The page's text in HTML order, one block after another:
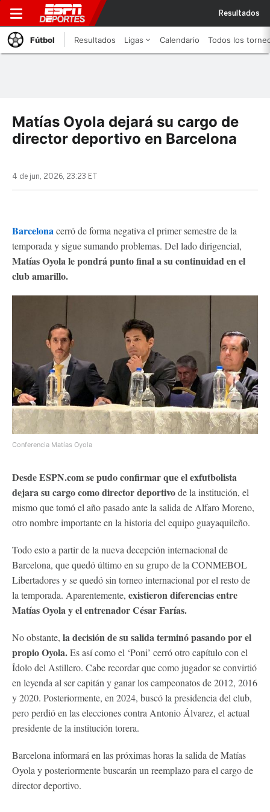
Resultados
Fútbol Resultados Ligas Calendario Todos los
Matías Oyola dejará su cargo de
director deportivo en Barcelona
4 de jun, 2026, 23:23 ET
Barcelonacerró de forma negativa el primer semestre de la
temporada y sigue sumando problemas. Del lado dirigencial,
Matías Oyola le pondrá punto final a su continuidad en el
club amarillo.
Conferencia Matías Oyola
Desde ESPN.com se pudo confirmar que el exfutbolista
dejara su cargo como director deportivode la institución, el
mismo que tomó el año pasado ante la salida de Alfaro Moreno,
otro nombre importante en la historia del equipo guayaquileño.
Todo esto a partir de la nueva decepción internacional de
Barcelona, que quedó último en su grupo de la CONMEBOL
Libertadores y se quedó sin torneo internacional por el resto de
la temporada. Aparentemente, existieron diferencias entre
Matías Oyola y el entrenador César Farías.
No obstante, la decisión de su salida terminó pasando por el
propio Oyola.Es así como el ‘Poni’ cerró otro capítulo con el
Ídolo del Astillero. Cabe recordar que como jugador se convirtió
en leyenda al ser capitán y ganar los campeonatos de 2012, 2016
y 2020. Posteriormente, en 2024, buscó la presidencia del club,
pero perdió en las elecciones contra Antonio Álvarez, el actual
presidente de la institución torera.
Barcelona informará en las próximas horas la salida de Matías
Oyola y posteriormente buscarán un reemplazo para el cargo de
director deportivo.